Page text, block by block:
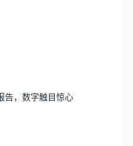
告，数字触目惊心